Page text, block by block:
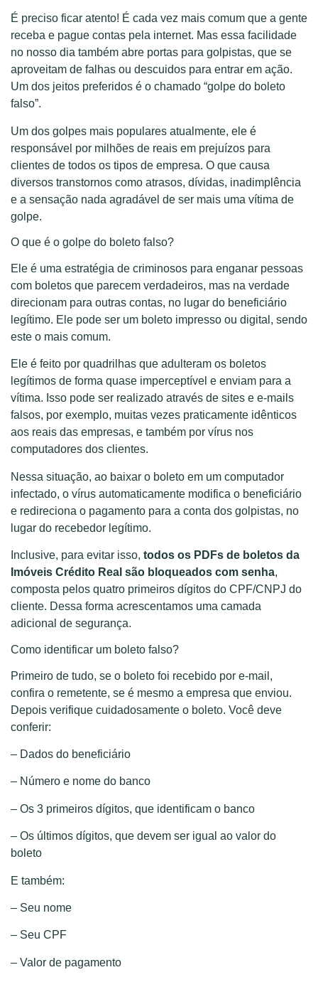
É preciso ficar atento! É cada vez mais comum que a gente
receba e pague contas pela internet. Mas essa facilidade
no nosso dia também abre portas para golpistas, que se
aproveitam de falhas ou descuidos para entrar em ação.
Um dos jeitos preferidos é o chamado “golpe do boleto
falso”.
Um dos golpes mais populares atualmente, ele é
responsável por milhões de reais em prejuízos para
clientes de todos os tipos de empresa. O que causa
diversos transtornos como atrasos, dívidas, inadimplência
e a sensação nada agradável de ser mais uma vítima de
golpe.
O que é o golpe do boleto falso?
Ele é uma estratégia de criminosos para enganar pessoas
com boletos que parecem verdadeiros, mas na verdade
direcionam para outras contas, no lugar do beneficiário
legítimo. Ele pode ser um boleto impresso ou digital, sendo
este o mais comum.
Ele é feito por quadrilhas que adulteram os boletos
legítimos de forma quase imperceptível e enviam para a
vítima. Isso pode ser realizado através de sites e e-mails
falsos, por exemplo, muitas vezes praticamente idênticos
aos reais das empresas, e também por vírus nos
computadores dos clientes.
Nessa situação, ao baixar o boleto em um computador
infectado, o vírus automaticamente modifica o beneficiário
e redireciona o pagamento para a conta dos golpistas, no
lugar do recebedor legítimo.
Inclusive, para evitar isso, todos os PDFs de boletos da
Imóveis Crédito Real são bloqueados com senha,
composta pelos quatro primeiros dígitos do CPF/CNPJ do
cliente. Dessa forma acrescentamos uma camada
adicional de segurança.
Como identificar um boleto falso?
Primeiro de tudo, se o boleto foi recebido por e-mail,
confira o remetente, se é mesmo a empresa que enviou.
Depois verifique cuidadosamente o boleto. Você deve
conferir:
– Dados do beneficiário
– Número e nome do banco
– Os 3 primeiros dígitos, que identificam o banco
– Os últimos dígitos, que devem ser igual ao valor do
boleto
E também:
– Seu nome
– Seu CPF
– Valor de pagamento